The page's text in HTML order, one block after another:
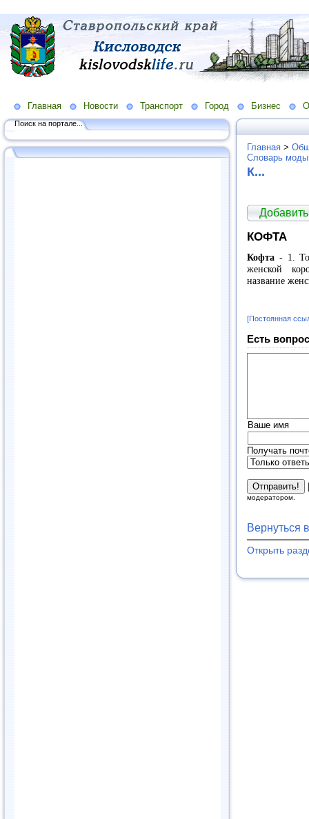
Главная Новости Транспорт Город Бизнес
Поиск на портале...
Главная >
Словарь
К...
КОФТА
Кофта - 1. То
женской
название
[Постоянная
Есть
Ваше имя
Получать
модератором.
Вернуться
Открыть